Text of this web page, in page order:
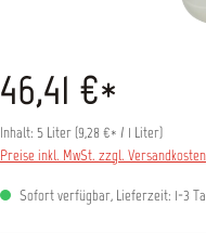
46,41 €*
Inhalt: 5 Liter (9,28 €* / 1 Liter)
Preise inkl. MwSt. zzgl. Versandkosten
Sofort verfügbar, Lieferzeit: 1-3